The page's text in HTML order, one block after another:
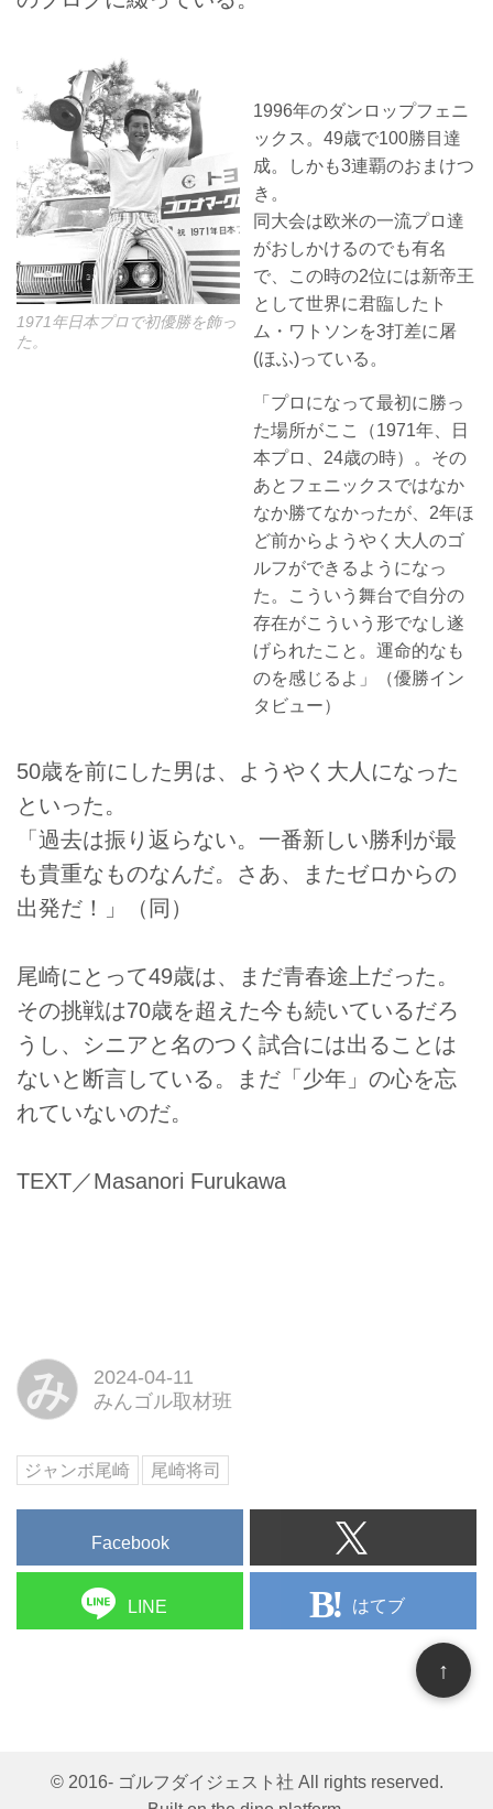
1971年日本プロで初優勝を飾っ
た。
1996年のダンロップフェニ
ックス。49歳で100勝目達
成。しかも3連覇のおまけつ
き。
同大会は欧米の一流プロ達
がおしかけるのでも有名
で、この時の2位には新帝王
として世界に君臨したト
ム・ワトソンを3打差に屠
(ほふ)っている。
「プロになって最初に勝っ
た場所がここ（1971年、日
本プロ、24歳の時）。その
あとフェニックスではなか
なか勝てなかったが、2年ほ
ど前からようやく大人のゴ
ルフができるようになっ
た。こういう舞台で自分の
存在がこういう形でなし遂
げられたこと。運命的なも
のを感じるよ」（優勝イン
タビュー）
50歳を前にした男は、ようやく大人になった
といった。
「過去は振り返らない。一番新しい勝利が最
も貴重なものなんだ。さあ、またゼロからの
出発だ！」（同）
尾崎にとって49歳は、まだ青春途上だった。
その挑戦は70歳を超えた今も続いているだろ
うし、シニアと名のつく試合には出ることは
ないと断言している。まだ「少年」の心を忘
れていないのだ。
TEXT／Masanori Furukawa
み
2024-04-11
みんゴル取材班
ジャンボ尾崎 尾崎将司
Facebook
LINE はてブ
© 2016- ゴルフダイジェスト社 All rights reserved.
↑